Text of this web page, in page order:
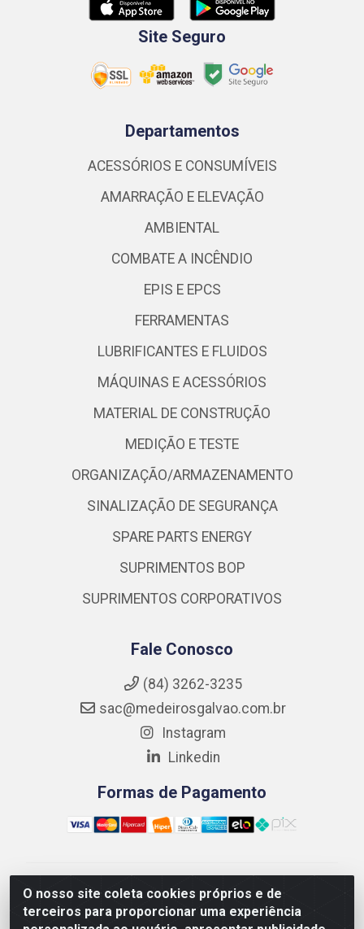
O nosso site coleta cookies próprios e de
terceiros para proporcionar uma experiência
Site Seguro
Departamentos
ACESSÓRIOS E CONSUMÍVEIS
AMARRAÇÃO E ELEVAÇÃO
AMBIENTAL
COMBATE A INCÊNDIO
EPIS E EPCS
FERRAMENTAS
LUBRIFICANTES E FLUIDOS
MÁQUINAS E ACESSÓRIOS
MATERIAL DE CONSTRUÇÃO
MEDIÇÃO E TESTE
ORGANIZAÇÃO/ARMAZENAMENTO
SINALIZAÇÃO DE SEGURANÇA
SPARE PARTS ENERGY
SUPRIMENTOS BOP
SUPRIMENTOS CORPORATIVOS
Fale Conosco
(84) 3262-3235
sac@medeirosgalvao.com.br
Instagram
Linkedin
Formas de Pagamento
Medeiros Galvão Soluções LTDA - Avenida Antônio
Severiano da Câmara - Br 406, 1111, Km 102 - Centro,
João Câmara/RN - CEP 59550-000 - CNPJ